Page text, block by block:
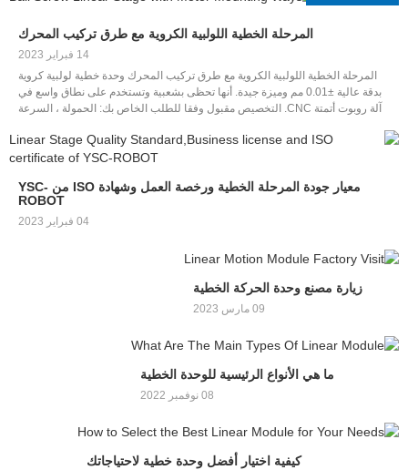
المرحلة الخطية اللولبية الكروية مع طرق تركيب المحرك
14 فبراير 2023
المرحلة الخطية اللولبية الكروية مع طرق تركيب المحرك وحدة خطية لولبية كروية
بدقة عالية ±0.01 مم وميزة جيدة. أنها تحظى بشعبية وتستخدم على نطاق واسع في
آلة روبوت أتمتة CNC. التخصيص مقبول وفقا للطلب الخاص بك: الحمولة ، السرعة
اللولبي الكروي على نوعين: أحدهما من النوع شبه المغلق ، والآخر مغلق بالكامل
معيار جودة المرحلة الخطية ورخصة العمل وشهادة ISO من YSC-
ROBOT
04 فبراير 2023
زيارة مصنع وحدة الحركة الخطية
09 مارس 2023
ما هي الأنواع الرئيسية للوحدة الخطية
08 نوفمبر 2022
كيفية اختيار أفضل وحدة خطية لاحتياجاتك